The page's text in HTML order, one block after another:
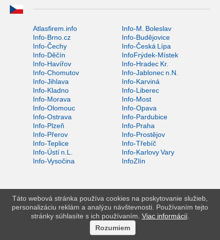
Atlasfirem.info
Info-M. Boleslav
Info-Brno.cz
Info-Budějovice
Info-Čechy
Info-Česká Lípa
Info-Děčín
InfoFrýdek-Místek
Info-Havířov
Info-Hradec Kr.
Info-Chomutov
Info-Jablonec n.N.
Info-Jihlava
Info-Karviná
Info-Kladno
Info-Liberec
Info-Morava
Info-Most
Info-Olomouc
Info-Opava
Info-Ostrava
Info-Pardubice
Info-Plzeň
Info-Praha
Info-Přerov
Info-Prostějov
Info-Teplice
Info-Třebíč
Info-Ústí n.L.
Info-Karlovy Vary
Info-Vysočina
InfoZlín
Táto webová stránka používa cookies na poskytovanie služieb,
personalizáciu reklám a analýzu návštevnosti. Používaním tejto
stránky súhlasíte s ich používaním. Viac informácií.
Rozumiem